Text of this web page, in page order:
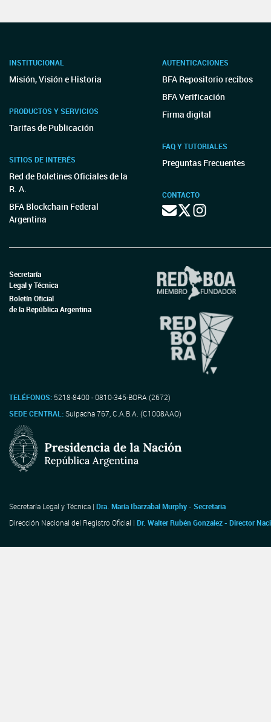
INSTITUCIONAL
Misión, Visión e Historia
PRODUCTOS Y SERVICIOS
Tarifas de Publicación
SITIOS DE INTERÉS
Red de Boletines Oficiales de la
R. A.
BFA Blockchain Federal
Argentina
AUTENTICACIONES
BFA Repositorio recibos
BFA Verificación
Firma digital
FAQ Y TUTORIALES
Preguntas Frecuentes
CONTACTO
Secretaría
Legal y Técnica
Boletín Oficial
de la República Argentina
TELÉFONOS: 5218-8400 - 0810-345-BORA (2672)
SEDE CENTRAL:Suipacha 767, C.A.B.A. (C1008AAO)
Secretaría Legal y Técnica | Dra. María Ibarzabal Murphy - Secretaria
Dirección Nacional del Registro Oficial | Dr. Walter Rubén Gonzalez - Director